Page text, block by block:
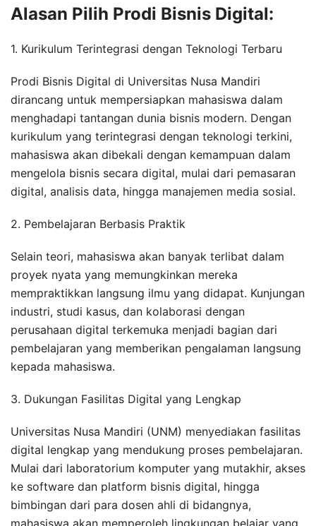
Alasan Pilih Prodi Bisnis Digital:
1. Kurikulum Terintegrasi dengan Teknologi Terbaru
Prodi Bisnis Digital di Universitas Nusa Mandiri
dirancang untuk mempersiapkan mahasiswa dalam
menghadapi tantangan dunia bisnis modern. Dengan
kurikulum yang terintegrasi dengan teknologi terkini,
mahasiswa akan dibekali dengan kemampuan dalam
mengelola bisnis secara digital, mulai dari pemasaran
digital, analisis data, hingga manajemen media sosial.
2. Pembelajaran Berbasis Praktik
Selain teori, mahasiswa akan banyak terlibat dalam
proyek nyata yang memungkinkan mereka
mempraktikkan langsung ilmu yang didapat. Kunjungan
industri, studi kasus, dan kolaborasi dengan
perusahaan digital terkemuka menjadi bagian dari
pembelajaran yang memberikan pengalaman langsung
kepada mahasiswa.
3. Dukungan Fasilitas Digital yang Lengkap
Universitas Nusa Mandiri (UNM) menyediakan fasilitas
digital lengkap yang mendukung proses pembelajaran.
Mulai dari laboratorium komputer yang mutakhir, akses
ke software dan platform bisnis digital, hingga
bimbingan dari para dosen ahli di bidangnya,
mahasiswa akan memperoleh lingkungan belajar yang